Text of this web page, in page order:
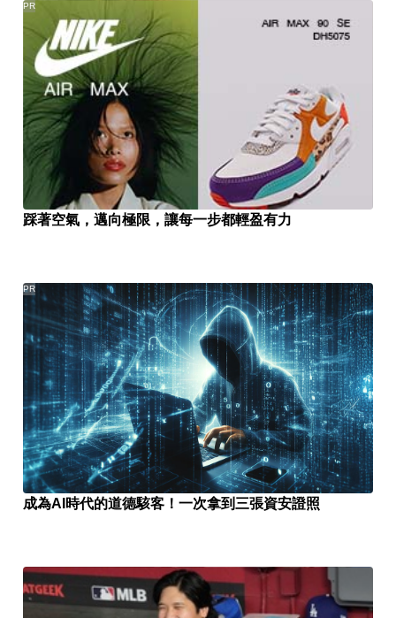
踩著空氣，邁向極限，讓每一步都輕盈有力
PR
成為AI時代的道德駭客！一次拿到三張資安證照
PR